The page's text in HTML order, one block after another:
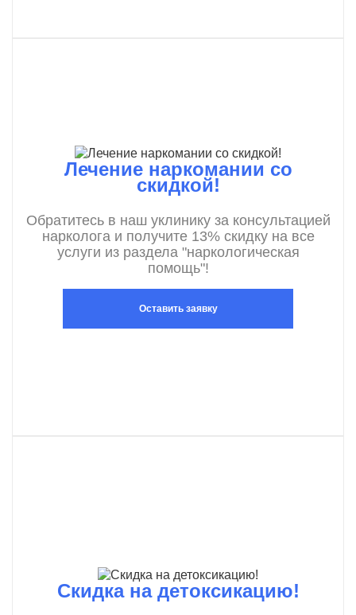
Лечение наркомании со
скидкой!
Обратитесь в наш уклинику за консультацией
нарколога и получите 13% скидку на все
услуги из раздела "наркологическая
помощь"!
Оставить заявку
Скидка на детоксикацию!